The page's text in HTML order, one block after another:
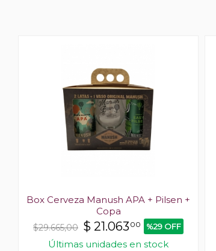
Box Cerveza Manush APA + Pilsen +
Copa
$29.665,00 $ 21.063 00 %29 OFF
Últimas unidades en stock